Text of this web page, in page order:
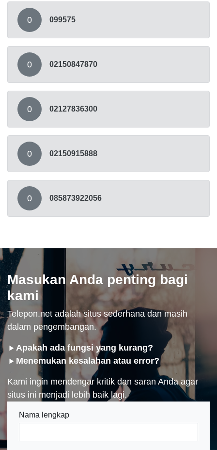
0 099575
0 02150847870
0 02127836300
0 02150915888
0 085873922056
Masukan Anda penting bagi
kami
Telepon.net adalah situs sederhana dan masih
dalam pengembangan.
Apakah ada fungsi yang kurang?
Menemukan kesalahan atau error?
Kami ingin mendengar kritik dan saran Anda agar
situs ini menjadi lebih baik lagi.
Nama lengkap